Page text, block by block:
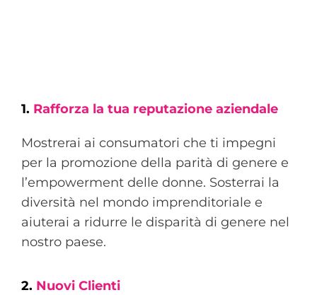
1. Rafforza la tua reputazione aziendale
Mostrerai ai consumatori che ti impegni
per la promozione della parità di genere e
l’empowerment delle donne. Sosterrai la
diversità nel mondo imprenditoriale e
aiuterai a ridurre le disparità di genere nel
nostro paese.
2. Nuovi Clienti